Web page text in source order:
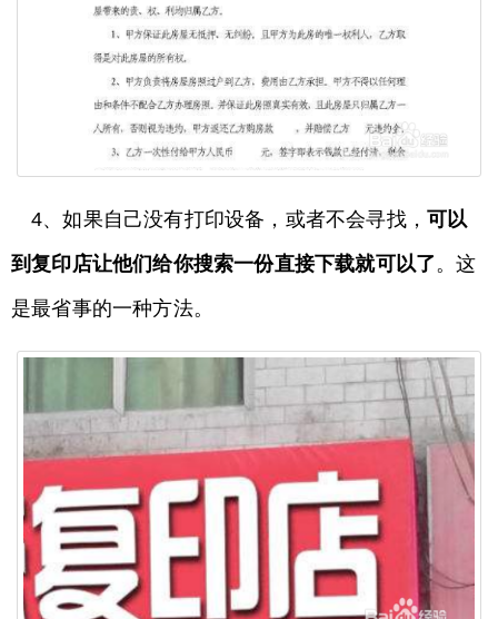
4、如果自己没有打印设备，或者不会寻找， 可以
到复印店让他们给你搜索一份直接下载就可以了。这
是最省事的一种方法。